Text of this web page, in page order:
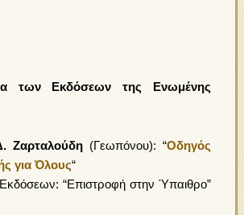
των Εκδόσεων της Ενωμένης
Ζαρταλούδη(Γεωπόνου): “Οδηγός
για Όλους“
“Επιστροφή στην Ύπαιθρο”